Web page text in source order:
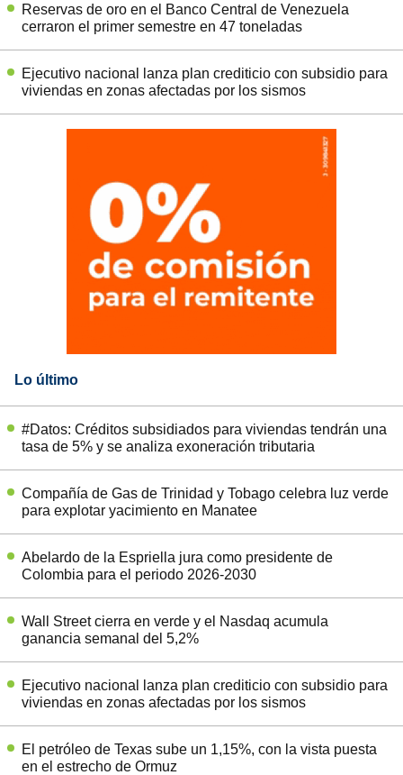
Reservas de oro en el Banco Central de Venezuela
cerraron el primer semestre en 47 toneladas
Ejecutivo nacional lanza plan crediticio con subsidio para
viviendas en zonas afectadas por los sismos
Lo último
#Datos: Créditos subsidiados para viviendas tendrán una
tasa de 5% y se analiza exoneración tributaria
Compañía de Gas de Trinidad y Tobago celebra luz verde
para explotar yacimiento en Manatee
Abelardo de la Espriella jura como presidente de
Colombia para el periodo 2026-2030
Wall Street cierra en verde y el Nasdaq acumula
ganancia semanal del 5,2%
Ejecutivo nacional lanza plan crediticio con subsidio para
viviendas en zonas afectadas por los sismos
El petróleo de Texas sube un 1,15%, con la vista puesta
en el estrecho de Ormuz